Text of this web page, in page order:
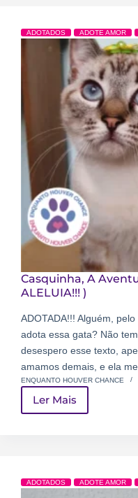
ADOTADOS ADOTE AMOR
Casquinha, A
ALELUIA!!! )
ADOTADA!!! Alguém,
adota essa gata? Não
desespero esse texto,
amamos demais, e ela
ENQUANTO HOUVER CHANCE
Ler Mais
ADOTADOS ADOTE AMOR